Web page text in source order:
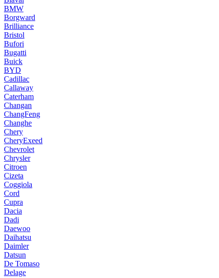
BMW
Borgward
Brilliance
Bristol
Bufori
Bugatti
Buick
BYD
Cadillac
Callaway
Caterham
Changan
ChangFeng
Changhe
Chery
CheryExeed
Chevrolet
Chrysler
Citroen
Cizeta
Coggiola
Cord
Cupra
Dacia
Dadi
Daewoo
Daihatsu
Daimler
Datsun
De Tomaso
Delage